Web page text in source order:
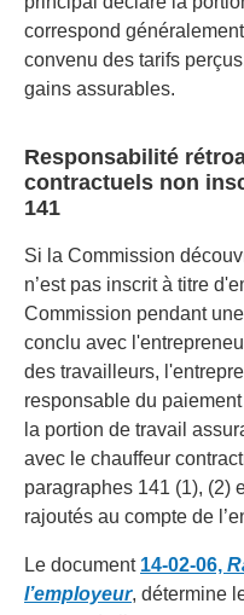
correspond
convenu des tarifs
gains assurables.
Responsabilité
contractuels non
141
Si la Commission
n’est pas inscrit à titre
Commission pendant
conclu avec
des travailleurs,
responsable du
la portion de travail
avec le chauffeur
paragraphes 141 (1), (2)
rajoutés au compte de
Le document 14-02-06,
l’employeur, détermine